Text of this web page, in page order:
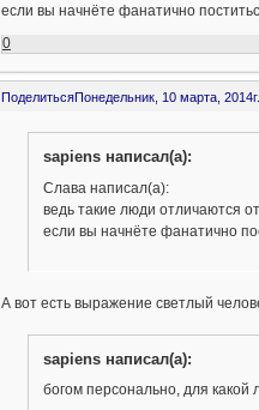
если вы начнёте фанатично
0
ПоделитьсяПонедельник, 10 марта,
sapiens написал(а):
Слава написал(а):
ведь такие люди отличаются
если вы начнёте фанатично
А вот есть выражение светлый
sapiens написал(а):
богом персонально, для какой